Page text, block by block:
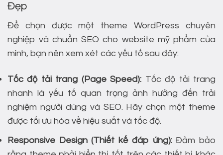
Đẹp
Để chọn được một theme WordPress chuyên
nghiệp và chuẩn SEO cho website mỹ phẩm của
mình, bạn nên xem xét các yếu tố sau đây:
Tốc độ tải trang (Page Speed): Tốc độ tải trang
nhanh là yếu tố quan trọng ảnh hưởng đến trải
nghiệm người dùng và SEO. Hãy chọn một theme
được tối ưu hóa về hiệu suất và tốc độ.
Responsive Design (Thiết kế đáp ứng):Đảm bảo